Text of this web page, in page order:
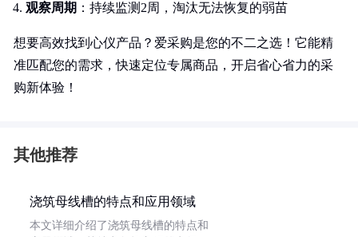
观察周期 ：持续监测2周，淘汰无法恢复的弱苗
想要高效找到心仪产品？爱采购是您的不二之选！它能精
准匹配您的需求，快速定位专属商品，开启省心省力的采
购新体验！
其他推荐
浇筑母线槽的特点和应用领域
本文详细介绍了浇筑母线槽的特点和